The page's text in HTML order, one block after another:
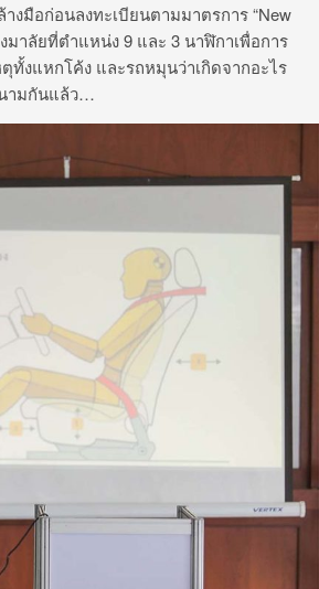
งมือก่อนลงทะเบียนตามมาตรการ “New
มาลัยที่ตำแหน่ง 9 และ 3 นาฬิกาเพื่อการ
งแหกโค้ง และรถหมุนว่าเกิดจากอะไร
นามกันแล้ว…